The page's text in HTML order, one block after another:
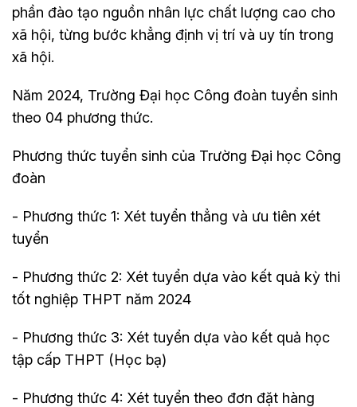
phần đào tạo nguồn nhân lực chất lượng cao cho
xã hội, từng bước khẳng định vị trí và uy tín trong
xã hội.
Năm 2024, Trường Đại học Công đoàn tuyển sinh
theo 04 phương thức.
Phương thức tuyển sinh của Trường Đại học Công
đoàn
- Phương thức 1: Xét tuyển thẳng và ưu tiên xét
tuyển
- Phương thức 2: Xét tuyển dựa vào kết quả kỳ thi
tốt nghiệp THPT năm 2024
- Phương thức 3: Xét tuyển dựa vào kết quả học
tập cấp THPT (Học bạ)
- Phương thức 4: Xét tuyển theo đơn đặt hàng